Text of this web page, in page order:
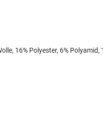
16% Polyester, 6%